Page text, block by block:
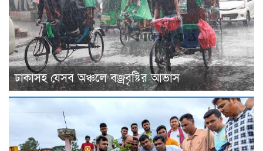
ঢাকাসহ যেসব অঞ্চলে বজ্রবৃষ্টির আভাস